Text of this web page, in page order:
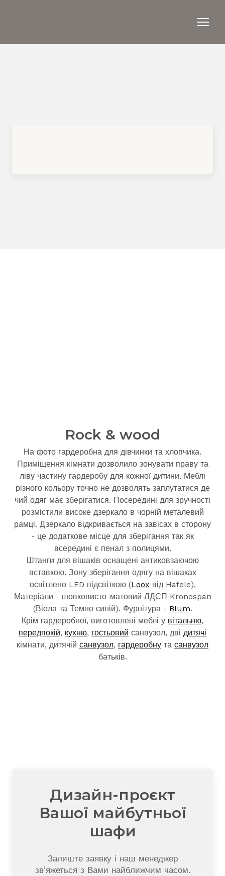
Rock & wood
На фото гардеробна для дівчинки та хлопчика.
Приміщення кімнати дозволило зонувати праву та
ліву частину гардеробу для кожної дитини. Меблі
різного кольору точно не дозволять заплутатися де
чий одяг має зберігатися. Посередині для зручності
розмістили високе дзеркало в чорній металевий
рамці. Дзеркало відкривається на завісах в сторону
- це додаткове місце для зберігання так як
всередині є пенал з полицями.
Штанги для вішаків оснащені антиковзаючою
вставкою. Зону зберігання одягу на вішаках
освітлено LED підсвіткою (Loox від Hafele).
Матеріали - шовковисто-матовий ЛДСП Kronospan
(Віола та Темно синій). Фурнітура - Blum.
Крім гардеробної, виготовлені меблі у вітальню,
передпокій, кухню, гостьовий санвузол, дві дитячі
кімнати, дитячій санвузол, гардеробну та санвузол
батьків.
Дизайн-проєкт
Вашої майбутньої
шафи
Залиште заявку і наш менеджер
зв’яжеться з Вами найближчим часом.